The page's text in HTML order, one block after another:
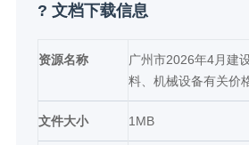
? 文档下载信息
资源名称
广州市2026年4月建
料、机械设备有关价
文件大小 1MB